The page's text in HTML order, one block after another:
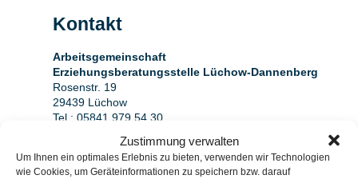
Zustimmung verwalten
Um Ihnen ein optimales Erlebnis zu bieten, verwenden wir Technologien
wie Cookies, um Geräteinformationen zu speichern bzw. darauf
Kontakt
Arbeitsgemeinschaft
Erziehungsberatungsstelle Lüchow-Dannenberg
Rosenstr. 19
29439 Lüchow
Tel.: 05841 979 54 30
www.eb-luechow-dannenberg.de